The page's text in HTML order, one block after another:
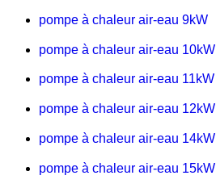
pompe à chaleur air-eau 9kW
pompe à chaleur air-eau 10kW
pompe à chaleur air-eau 11kW
pompe à chaleur air-eau 12kW
pompe à chaleur air-eau 14kW
pompe à chaleur air-eau 15kW